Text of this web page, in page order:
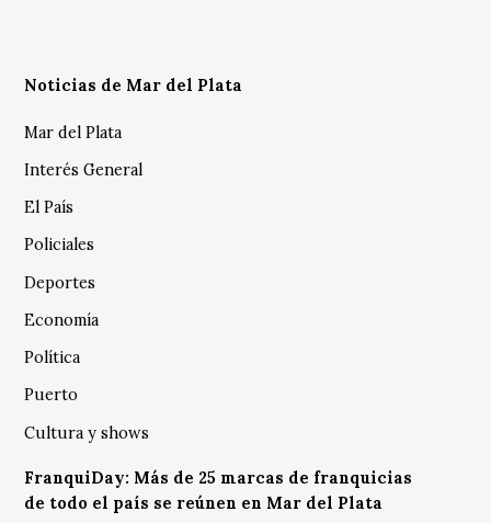
Noticias de Mar del Plata
Mar del Plata
Interés General
El País
Policiales
Deportes
Economía
Política
Puerto
Cultura y shows
FranquiDay: Más de 25 marcas de franquicias
de todo el país se reúnen en Mar del Plata